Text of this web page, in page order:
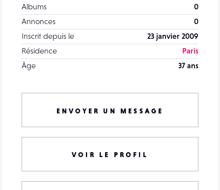
Albums
0
Annonces
0
Inscrit depuis le
23 janvier 2009
Résidence
Paris
Âge
37 ans
ENVOYER UN MESSAGE
VOIR LE PROFIL